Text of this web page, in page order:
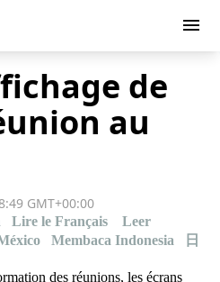
menu
de
au
GMT+00:00
Lire le Français
Leer
Membaca Indonesia
日
des réunions, les écrans